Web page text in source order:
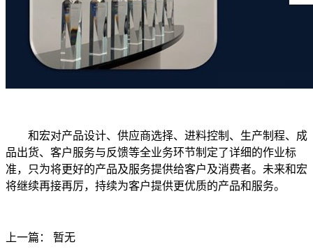
和宏对产品设计、供应商选择、进料控制、生产制程、成
品出货、客户服务与反馈等全业务环节制定了详细的作业标
准，只为将更好的产品及服务提供给客户及消费者。未来和宏
将继续再接再厉，持续为客户提供更优质的产品和服务。
上一篇： 暂无